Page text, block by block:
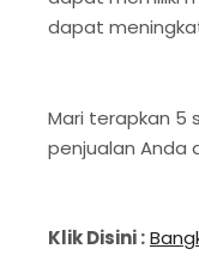
dapat
Mari terapkan
penjualan Anda
Klik Disini :